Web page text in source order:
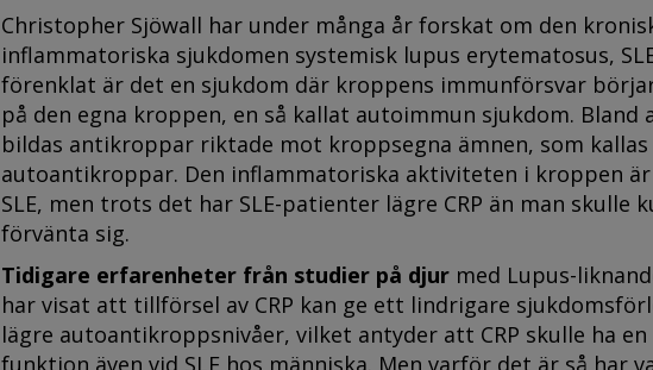
Christopher Sjöwall har under många år forskat om den
inflammatoriska sjukdomen systemisk lupus erytematosus,
förenklat är det en sjukdom där kroppens immunförsvar
på den egna kroppen, en så kallat autoimmun sjukdom. Bland
bildas antikroppar riktade mot kroppsegna ämnen, som kallas
autoantikroppar. Den inflammatoriska aktiviteten i kroppen
SLE, men trots det har SLE-patienter lägre CRP än man skulle
förvänta sig.
Tidigare erfarenheter från studier på djur med Lupus-
har visat att tillförsel av CRP kan ge ett lindrigare
lägre autoantikroppsnivåer, vilket antyder att CRP skulle ha en